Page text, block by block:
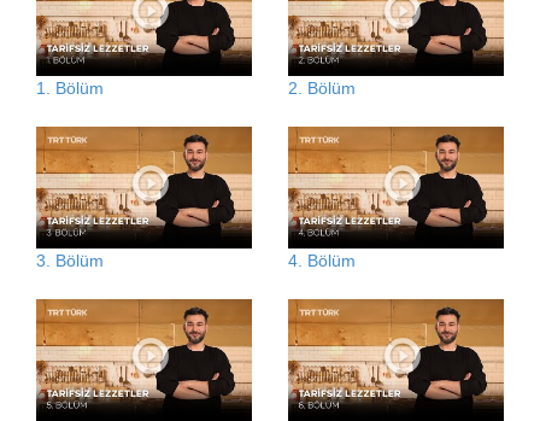
1. Bölüm 2. Bölüm
3. Bölüm 4. Bölüm